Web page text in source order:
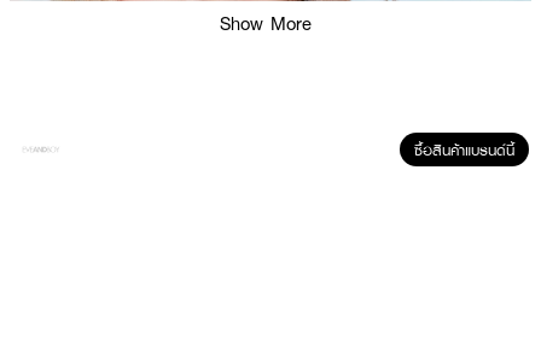
Show More
ซื้อสินค้าแบรนด์นี้